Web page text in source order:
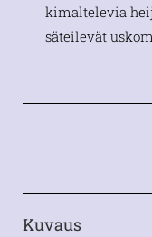
kimaltelevia
säteilevät
Kuvaus